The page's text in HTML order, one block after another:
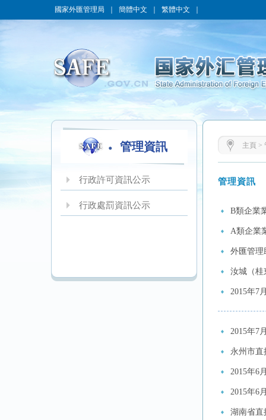
國家外匯管理局 簡體中文 繁體中文
管理資訊
行政許可資訊公示
行政處罰資訊公示
主頁 >
管理資訊
B類企業
A類企業
外匯管理
汝城（桂
2015年7
2015年7
永州市
2015年6
2015年6
湖南省直